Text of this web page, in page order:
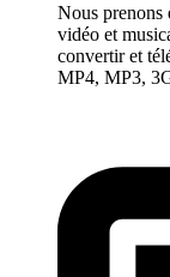
Nous prenons
vidéo et
convertir et
MP4, MP3,